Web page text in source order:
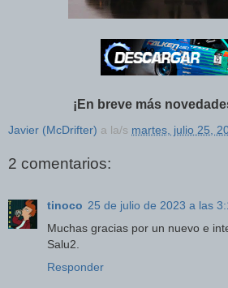
¡En breve más
Javier (McDrifter) a la/s martes, julio 25,
2 comentarios:
tinoco 25 de julio de 2023 a las
Muchas gracias por un nuevo e
Salu2.
Responder